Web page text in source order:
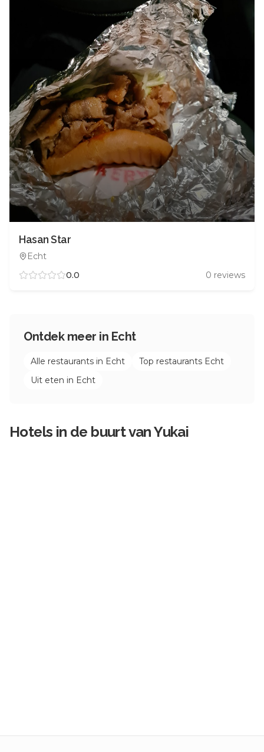
Hasan Star
Echt
0.0
0 reviews
Ontdek meer in Echt
Alle restaurants in Echt Top restaurants Echt
Uit eten in Echt
Hotels in de buurt vanYukai